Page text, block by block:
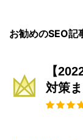
お勧めのSEO記
【
対策